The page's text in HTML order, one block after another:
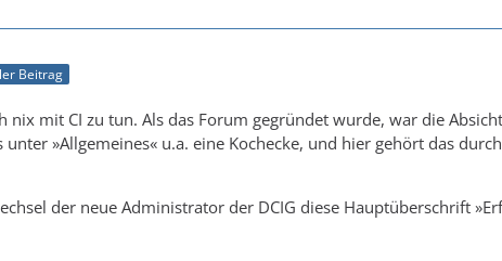
Beitrag
nix mit CI zu tun. Als das Forum gegründet wurde, war die
»Allgemeines« u.a. eine Kochecke, und hier gehört das
der neue Administrator der DCIG diese Hauptüberschrift